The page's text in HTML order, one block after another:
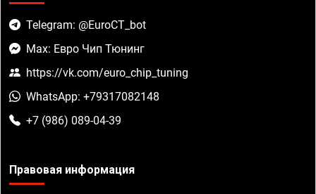
Telegram: @EuroCT_bot
Max: Евро Чип Тюнинг
https://vk.com/euro_chip_tuning
WhatsApp: +79317082148
+7 (986) 089-04-39
Правовая информация